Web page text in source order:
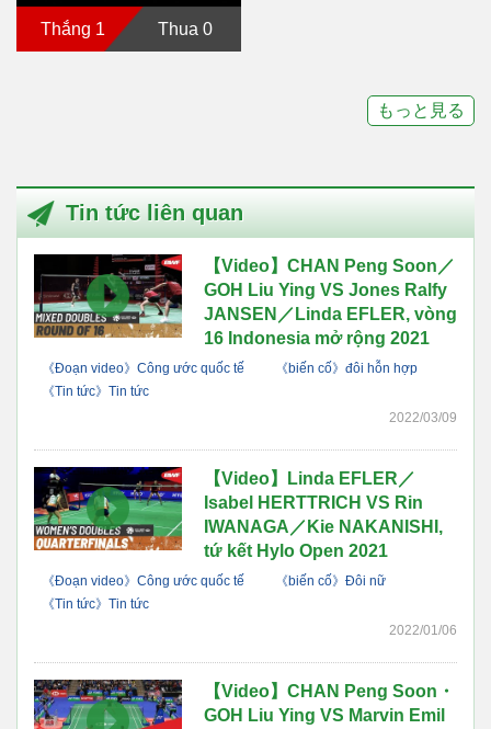
Thắng 1 Thua 0
もっと見る
Tin tức liên quan
【Video】CHAN Peng Soon／
GOH Liu Ying VS Jones Ralfy
JANSEN／Linda EFLER, vòng
16 Indonesia mở rộng 2021
《Đoạn video》Công ước quốc tế
《biến cố》đôi hỗn hợp
《Tin tức》Tin tức
2022/03/09
【Video】Linda EFLER／
Isabel HERTTRICH VS Rin
IWANAGA／Kie NAKANISHI,
tứ kết Hylo Open 2021
《Đoạn video》Công ước quốc tế
《biến cố》Đôi nữ
《Tin tức》Tin tức
2022/01/06
【Video】CHAN Peng Soon・
GOH Liu Ying VS Marvin Emil